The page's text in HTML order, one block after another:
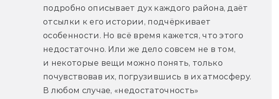
подробно описывает дух каждого района, даёт
отсылки к его истории, подчёркивает
особенности. Но всё время кажется, что этого
недостаточно. Или же дело совсем не в том,
и некоторые вещи можно понять, только
почувствовав их, погрузившись в их атмосферу.
В любом случае, «недостаточность»